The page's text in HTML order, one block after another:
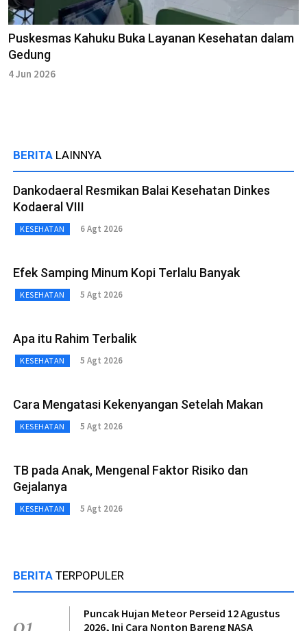
Puskesmas Kahuku Buka Layanan Kesehatan dalam
Gedung
4 Jun 2026
BERITA LAINNYA
Dankodaeral Resmikan Balai Kesehatan Dinkes
Kodaeral VIII
KESEHATAN 6 Agt 2026
Efek Samping Minum Kopi Terlalu Banyak
KESEHATAN 5 Agt 2026
Apa itu Rahim Terbalik
KESEHATAN 5 Agt 2026
Cara Mengatasi Kekenyangan Setelah Makan
KESEHATAN 5 Agt 2026
TB pada Anak, Mengenal Faktor Risiko dan
Gejalanya
KESEHATAN 5 Agt 2026
BERITA TERPOPULER
Puncak Hujan Meteor Perseid 12 Agustus
2026, Ini Cara Nonton Bareng NASA